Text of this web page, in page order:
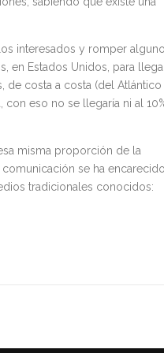
interesados y romper
en Estados Unidos, para
de costa a costa (del Atlántico
eso no se llegaría ni al
misma proporción de la
se ha encarecido
tradicionales conocidos: